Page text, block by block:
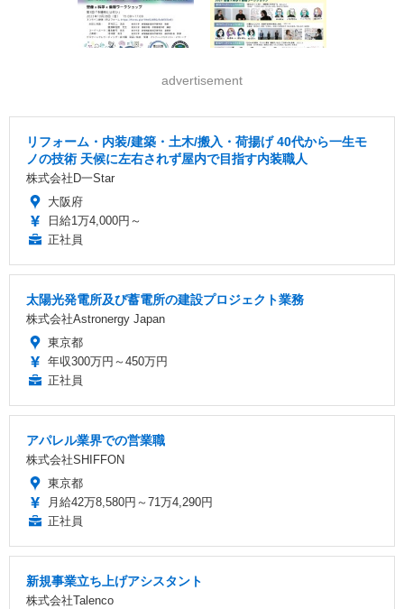
advertisement
リフォーム・内装/建築・土木/搬入・荷揚げ 40代から一生モ
ノの技術 天候に左右されず屋内で目指す内装職人
株式会社D一Star
大阪府
日給1万4,000円～
正社員
太陽光発電所及び蓄電所の建設プロジェクト業務
株式会社Astronergy Japan
東京都
年収300万円～450万円
正社員
アパレル業界での営業職
株式会社SHIFFON
東京都
月給42万8,580円～71万4,290円
正社員
新規事業立ち上げアシスタント
株式会社Talenco